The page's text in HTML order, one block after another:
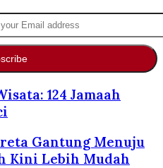
124 Jamaah
Gantung Menuju
Kini Lebih Mudah